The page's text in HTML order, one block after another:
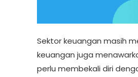
Sektor keuangan masih
keuangan juga
perlu membekali diri